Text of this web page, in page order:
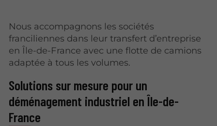
Nous accompagnons les sociétés
franciliennes dans leur transfert d’entreprise
en Île-de-France avec une flotte de camions
adaptée à tous les volumes.
Solutions sur mesure pour un
déménagement industriel en Île-de-
France